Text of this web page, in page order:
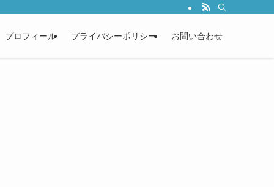
プロフィール プライバシーポリシー お問い合わせ